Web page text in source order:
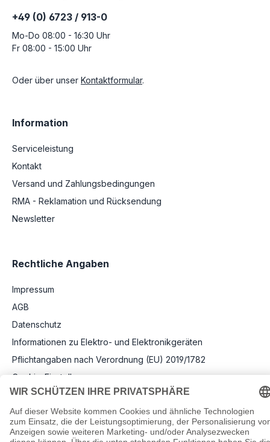
+49 (0) 6723 / 913-0
Mo-Do 08:00 - 16:30 Uhr
Fr 08:00 - 15:00 Uhr
Oder über unser Kontaktformular.
Information
Serviceleistung
Kontakt
Versand und Zahlungsbedingungen
RMA - Reklamation und Rücksendung
Newsletter
Rechtliche Angaben
Impressum
AGB
Datenschutz
Informationen zu Elektro- und Elektronikgeräten
Pflichtangaben nach Verordnung (EU) 2019/1782
Cookie-Einstellungen